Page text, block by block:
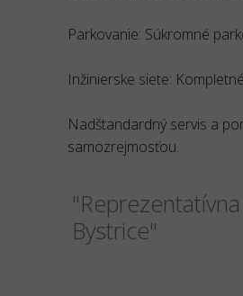
Parkovanie: Súkromné
Inžinierske siete:
Nadštandardný servis a
samozrejmosťou.
Bystrice"